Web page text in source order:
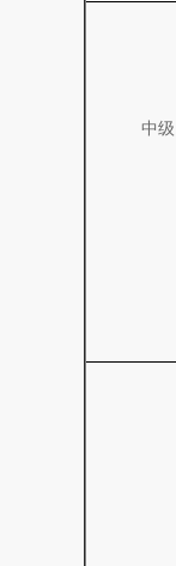
中级